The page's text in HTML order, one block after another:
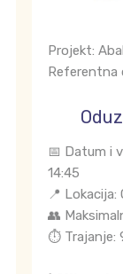
Projekt:
Referentna
📅 Datum i
14:45
📍 Lokacija:
👥
⏱️ Trajanje: